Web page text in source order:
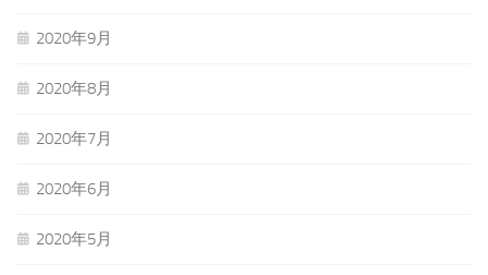
2020年9月
2020年8月
2020年7月
2020年6月
2020年5月